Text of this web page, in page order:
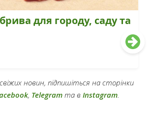
для городу, саду та
новин, підпишіться на сторінки
, Telegram та в Instagram